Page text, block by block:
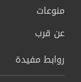
منوعات
عن قرب
روابط مفيدة